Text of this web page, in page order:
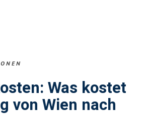
Was kostet
von Wien nach